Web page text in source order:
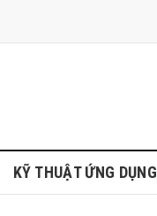
KỸ THUẬT ỨNG DỤNG